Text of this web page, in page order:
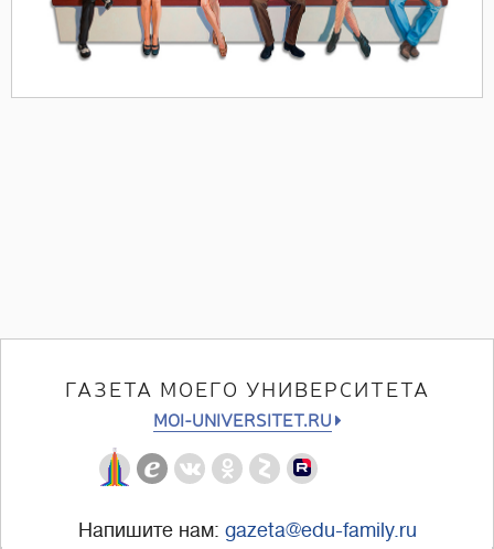
ГАЗЕТА МОЕГО УНИВЕРСИТЕТА
MOI-UNIVERSITET.RU
Напишите нам: gazeta@edu-family.ru